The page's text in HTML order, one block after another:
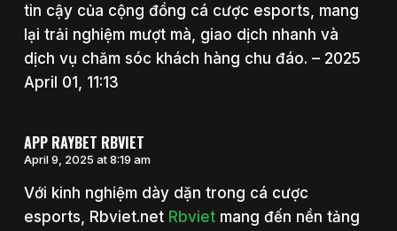
tin cậy của cộng đồng cá cược esports, mang
lại trải nghiệm mượt mà, giao dịch nhanh và
dịch vụ chăm sóc khách hàng chu đáo. – 2025
April 01, 11:13
APP RAYBET RBVIET
April 9, 2025 at 8:19 am
Với kinh nghiệm dày dặn trong cá cược
esports, Rbviet.net Rbvietmang đến nền tảng